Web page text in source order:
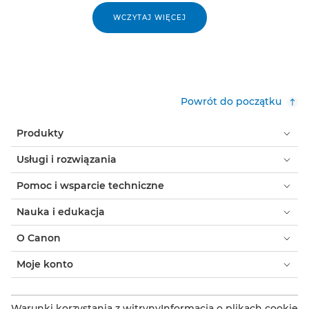
WCZYTAJ WIĘCEJ
Powrót do początku
Produkty
Usługi i rozwiązania
Pomoc i wsparcie techniczne
Nauka i edukacja
O Canon
Moje konto